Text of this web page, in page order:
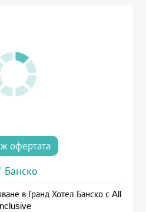
офертата
Банско
в Гранд Хотел Банско с All